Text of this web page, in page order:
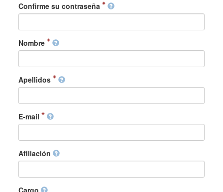
Confirme su contraseña
Nombre
Apellidos
E-mail
Afiliación
Cargo